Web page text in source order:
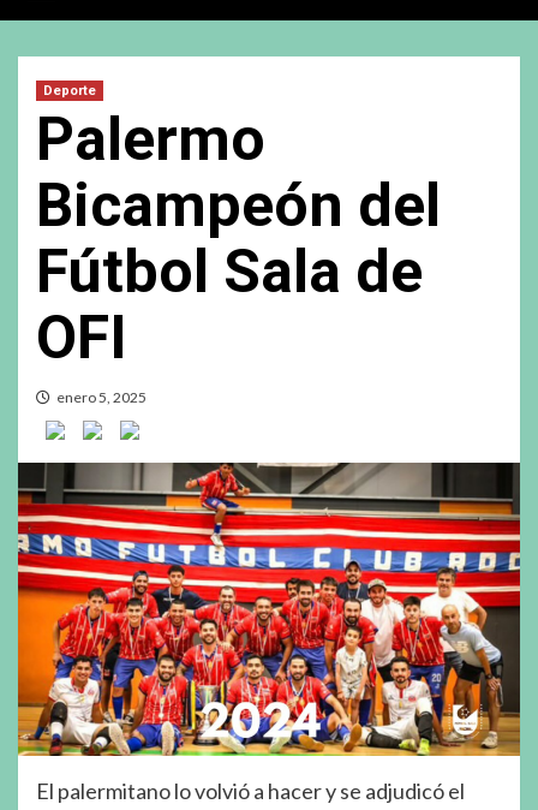
Deporte
Palermo
Bicampeón del
Fútbol Sala de
OFI
enero 5, 2025
El palermitano lo volvió a hacer y se adjudicó el